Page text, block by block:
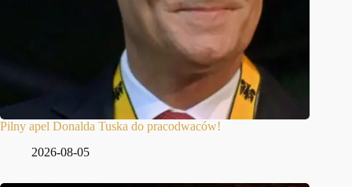
Pilny apel Donalda Tuska do pracodwaców!
2026-08-05